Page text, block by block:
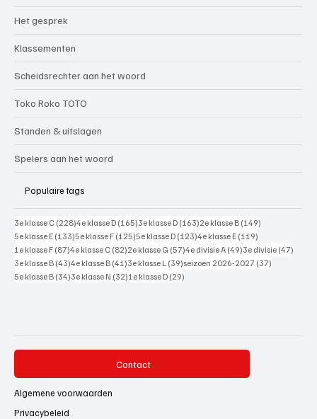
Het gesprek
Klassementen
Scheidsrechter aan het woord
Toko Roko TOTO
Standen & uitslagen
Spelers aan het woord
Populaire tags
3e klasse C (228)228 posts
4e klasse D (165)165 posts
3e klasse D (163)163 posts
2e klasse B (149)
5e klasse E (133)133 posts
5e klasse F (125)125 posts
5e klasse D (123)123 posts
4e klasse E (119)
1e klasse F (87)87 posts
4e klasse C (82)82 posts
2e klasse G (57)57 posts
4e divisie A (49)49 posts
3e divisie (47)
3e klasse B (43)43 posts
4e klasse B (41)41 posts
3e klasse L (39)39 posts
seizoen 2026-2027 (37)
5e klasse B (34)34 posts
3e klasse N (32)32 posts
1e klasse D (29)
Contact
Algemene voorwaarden
Privacybeleid